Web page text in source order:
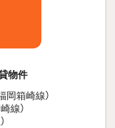
物件
岡箱崎線）
線）